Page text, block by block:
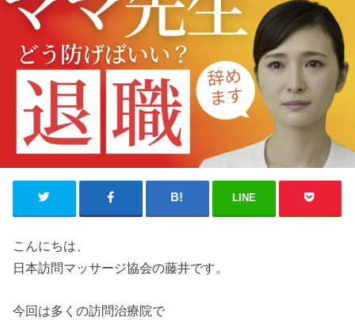
LINE
こんにちは、
日本訪問マッサージ協会の藤井です。
今回は多くの訪問治療院で